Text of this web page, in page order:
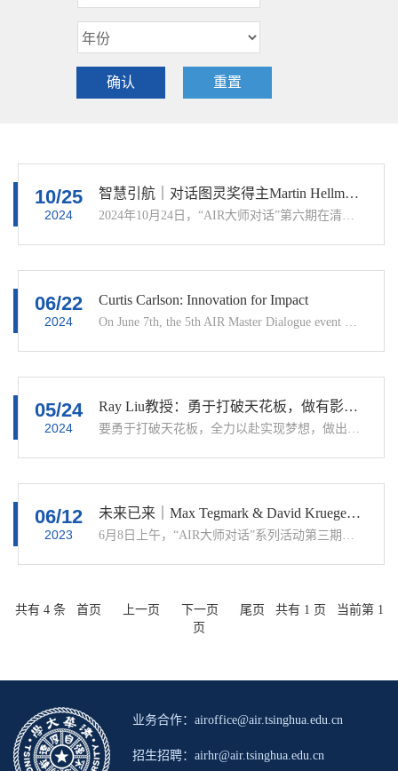
随后与现场的老师同学们分享了
他的科研和个人经历。本次活...
类的进化与重生》作者Max
算与生物学...
10/25
2024
智慧引航｜对话图灵奖得主Martin Hellman教授
06/22
2024
Curtis Carlson: Innovation for Impact
05/24
2024
Ray Liu教授：勇于打破天花板，做有影响力的科研
06/12
2023
未来已来｜Max Tegmark & David Krueger教授谈AI发展影响和风险
共有 4 条 首页 上一页 下一页 尾页 共有 1 页 当前第 1
页
业务合作：airoffice@air.tsinghua.edu.cn
招生招聘：airhr@air.tsinghua.edu.cn